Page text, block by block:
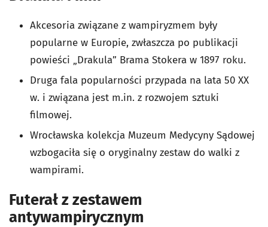
Akcesoria związane z wampiryzmem były
popularne w Europie, zwłaszcza po publikacji
powieści „Drakula” Brama Stokera w 1897 roku.
Druga fala popularności przypada na lata 50 XX
w. i związana jest m.in. z rozwojem sztuki
filmowej.
Wrocławska kolekcja Muzeum Medycyny Sądowej
wzbogaciła się o oryginalny zestaw do walki z
wampirami.
Futerał z zestawem
antywampirycznym